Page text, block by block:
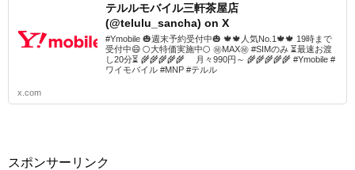
テルルモバイル三軒茶屋店
(@telulu_sancha) on X
#Ymobile 🎃週末予約受付中🎃 🍁🍁人気No.1🍁🍁 19時まで
受付中😄 🌕大特価実施中🌕 ㊙MAX㊙ #SIMのみ ⏳最速お渡
し20分⏳ 🌾🌾🌾🌾🌾 月々990円～ 🌾🌾🌾🌾🌾 #Ymobile #
ワイモバイル #MNP #テルル
x.com
スポンサーリンク